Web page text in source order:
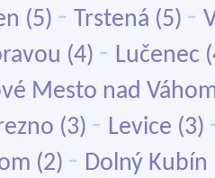
(5) - Trstená (5) -
(4) - Lučenec
Mesto nad
(3) - Levice (3)
(2) - Dolný Kubín